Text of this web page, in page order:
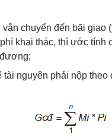
chuyển đến bãi giao
khai thác, thì ước tính
nguyên phải nộp theo